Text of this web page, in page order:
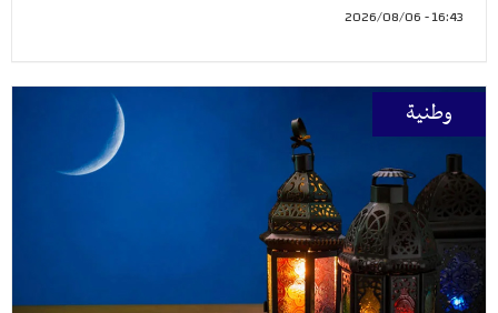
16:43 - 2026/08/06
وطنية